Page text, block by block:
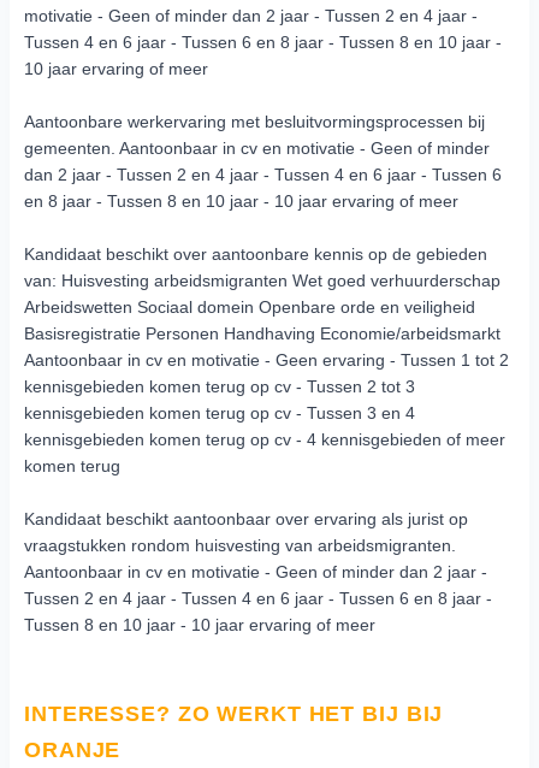
motivatie - Geen of minder dan 2 jaar - Tussen 2 en 4 jaar -
Tussen 4 en 6 jaar - Tussen 6 en 8 jaar - Tussen 8 en 10 jaar -
10 jaar ervaring of meer
Aantoonbare werkervaring met besluitvormingsprocessen bij
gemeenten. Aantoonbaar in cv en motivatie - Geen of minder
dan 2 jaar - Tussen 2 en 4 jaar - Tussen 4 en 6 jaar - Tussen 6
en 8 jaar - Tussen 8 en 10 jaar - 10 jaar ervaring of meer
Kandidaat beschikt over aantoonbare kennis op de gebieden
van: Huisvesting arbeidsmigranten Wet goed verhuurderschap
Arbeidswetten Sociaal domein Openbare orde en veiligheid
Basisregistratie Personen Handhaving Economie/arbeidsmarkt
Aantoonbaar in cv en motivatie - Geen ervaring - Tussen 1 tot 2
kennisgebieden komen terug op cv - Tussen 2 tot 3
kennisgebieden komen terug op cv - Tussen 3 en 4
kennisgebieden komen terug op cv - 4 kennisgebieden of meer
komen terug
Kandidaat beschikt aantoonbaar over ervaring als jurist op
vraagstukken rondom huisvesting van arbeidsmigranten.
Aantoonbaar in cv en motivatie - Geen of minder dan 2 jaar -
Tussen 2 en 4 jaar - Tussen 4 en 6 jaar - Tussen 6 en 8 jaar -
Tussen 8 en 10 jaar - 10 jaar ervaring of meer
INTERESSE? ZO WERKT HET BIJ BIJ
ORANJE